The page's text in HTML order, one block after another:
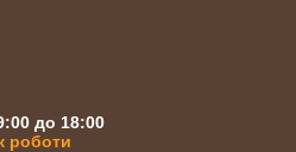
до 18:00
роботи